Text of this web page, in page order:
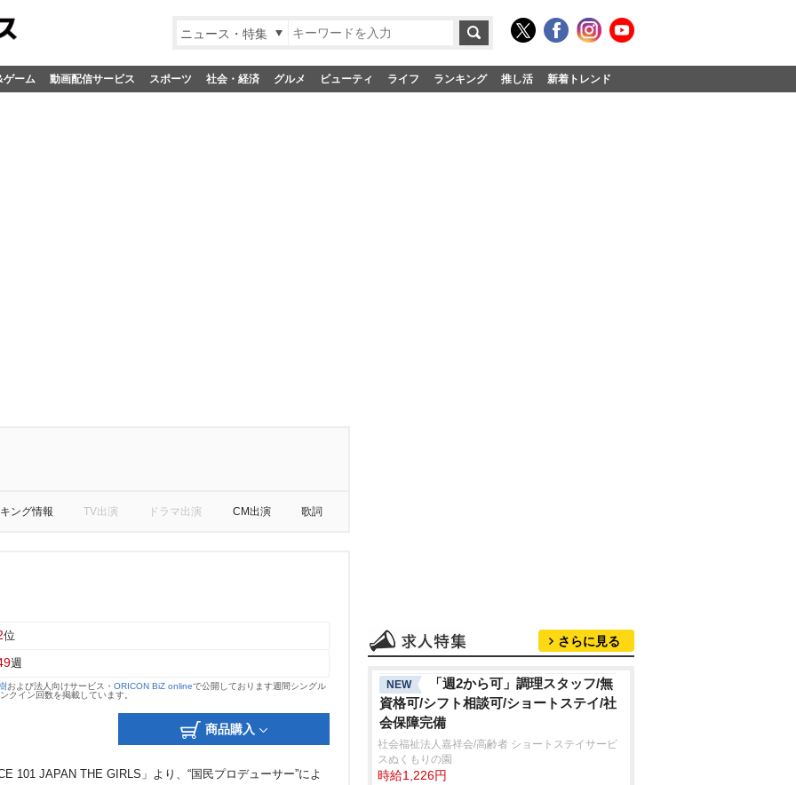
ニュース・特集
ゲーム 動画配信サービス スポーツ 社会・経済 グルメ ビューティ ライフ ランキング 推し活 新着トレンド
ング情報 TV出演 ドラマ出演 CM出演 歌詞
位
週
および法人向けサービス・ ORICON BiZ onlineで公開しております週間シングル
クイン回数を掲載しています。
商品購入
101 JAPAN THE GIRLS」より、“国民プロデューサー”によ
さらに見る
NEW
「週2から可」調理スタッフ/無
資格可/シフト相談可/ショートステイ/社
会保障完備
社会福祉法人嘉祥会/高齢者 ショートステイサービ
スぬくもりの園
時給1,226円